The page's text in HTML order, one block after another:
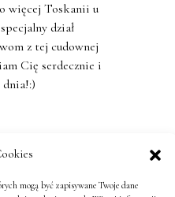
mogą być zapisywane Twoje dane
więcej Toskanii u
dział
z tej cudownej
Cię serdecznie i
dnia!:)